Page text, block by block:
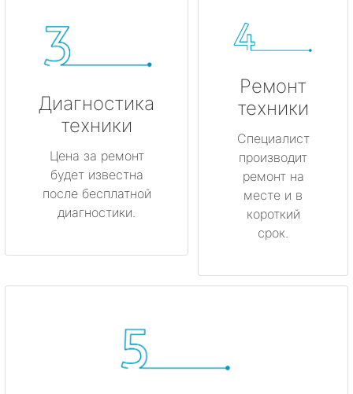
Диагностика
техники
Цена за ремонт
будет известна
после бесплатной
диагностики.
Ремонт
техники
Специалист
производит
ремонт на
месте и в
короткий
срок.